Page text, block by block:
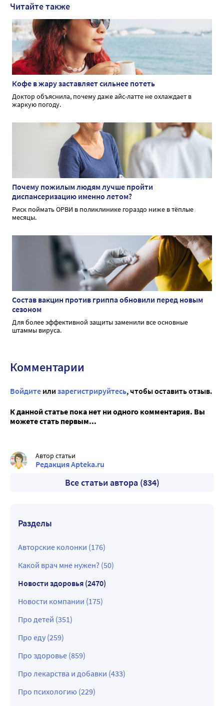
Читайте также
Кофе в жару заставляет сильнее потеть
Доктор объяснила, почему даже айс-латте не охлаждает в
жаркую погоду.
Почему пожилым людям лучше пройти
диспансеризацию именно летом?
Риск поймать ОРВИ в поликлинике гораздо ниже в тёплые
месяцы.
Состав вакцин против гриппа обновили перед новым
сезоном
Для более эффективной защиты заменили все основные
штаммы вируса.
Комментарии
Войдите или зарегистрируйтесь, чтобы оставить отзыв.
К данной статье пока нет ни одного комментария. Вы
можете стать первым...
Автор статьи
Редакция Apteka.ru
Все статьи автора (834)
Разделы
Авторские колонки (176)
Какой врач мне нужен? (50)
Новости здоровья (2470)
Новости компании (175)
Про детей (351)
Про еду (259)
Про здоровье (859)
Про лекарства и добавки (433)
Про психологию (229)